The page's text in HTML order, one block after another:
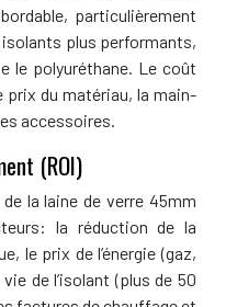
particulièrement
plus performants,
le polyuréthane. Le coût
prix du matériau, la main-
accessoires.
(ROI)
la laine de verre 45mm
la réduction de la
le prix de l’énergie (gaz,
de l’isolant (plus de 50